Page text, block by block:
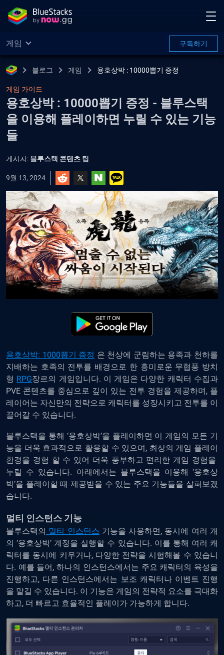
게임 구독하기
블로그 게임 용호상박 : 10000뽑기 증정
게임 가이드
용호상박 : 10000뽑기 증정 - 블루스택
을 이용해 플레이하면 누릴 수 있는 기능
들
게시자: 블루스택 콘텐츠 팀
9월 13, 2024
용호상박: 1000뽑기 증정 은 천상에 군림하는 용족과 천하를
지배하는 호족의 전투를 배경으로 한 흥미로운 무협풍 방치
형 RPG장르의 게임입니다. 이 게임은 다양한 캐릭터 수집과
PVE 콘텐츠를 중심으로 깊이 있는 전투 경험을 제공하며, 플
레이어는 자신만의 전략으로 캐릭터를 성장시키고 전투를 이
끌어갈 수 있습니다.
블루스택을 통해 ‘용호상박’을 플레이하면 이 게임의 모든 기
능을 더욱 효과적으로 활용할 수 있으며, 최상의 게임 플레이
환경을 경험 할 수 있어 더욱 풍부하고 편리한 게임 경험을
누릴 수 있습니다. 아래에서는 블루스택을 이용해 ‘용호상
박’을 플레이할 때 제공받을 수 있는 주요 기능들을 살펴보겠
습니다.
멀티 인스턴스 기능
블루스택의 멀티 인스턴스 기능을 사용하면, 동시에 여러 개
의 ‘용호상박’ 계정을 실행할 수 있습니다. 이를 통해 여러 캐
릭터를 동시에 키우거나, 다양한 전략을 시험해볼 수 있습니
다. 예를 들어, 하나의 인스턴스에서는 주요 캐릭터의 육성을
진행하고, 다른 인스턴스에서는 보조 캐릭터나 이벤트 진행
을 맡길 수 있습니다. 이 기능은 게임의 전략적 요소를 극대화
하고, 더 빠르고 효율적인 플레이가 가능하게 합니다.